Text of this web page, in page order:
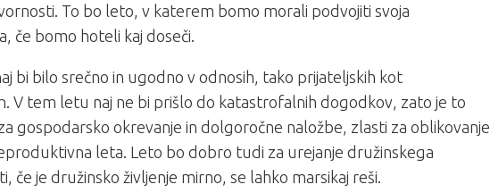
To bo leto, v katerem bomo morali podvojiti svoja
če bomo hoteli kaj doseči.
bi bilo srečno in ugodno v odnosih, tako prijateljskih kot
V tem letu naj ne bi prišlo do katastrofalnih dogodkov, zato je to
gospodarsko okrevanje in dolgoročne naložbe, zlasti za oblikovanje
leta. Leto bo dobro tudi za urejanje družinskega
če je družinsko življenje mirno, se lahko marsikaj reši.